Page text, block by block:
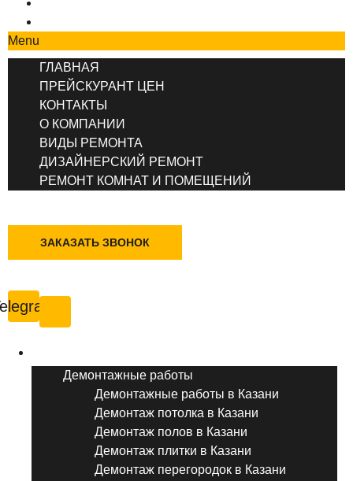
Menu
ГЛАВНАЯ
ПРЕЙСКУРАНТ ЦЕН
КОНТАКТЫ
О КОМПАНИИ
ВИДЫ РЕМОНТА
ДИЗАЙНЕРСКИЙ РЕМОНТ
РЕМОНТ КОМНАТ И ПОМЕЩЕНИЙ
ЗАКАЗАТЬ ЗВОНОК
Демонтажные работы
Демонтажные работы в Казани
Демонтаж потолка в Казани
Демонтаж полов в Казани
Демонтаж плитки в Казани
Демонтаж перегородок в Казани